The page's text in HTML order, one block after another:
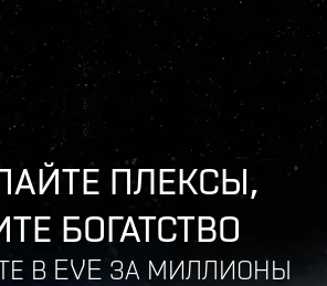
ПЛЕКСЫ,
БОГАТСТВО
В EVE ЗА МИЛЛИОНЫ